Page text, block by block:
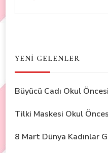
YENİ GELENLER
Büyücü Cadı Okul
Tilki Maskesi Okul
8 Mart Dünya Kadınlar